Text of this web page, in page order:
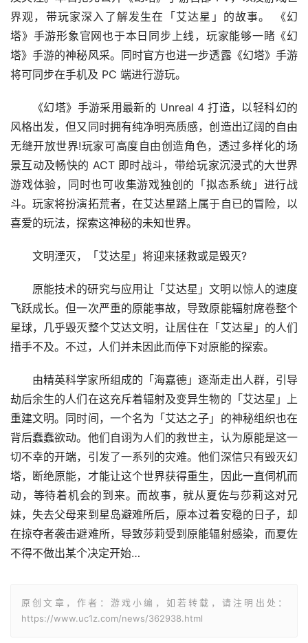
界观，带玩家深入了解发生在「艾达星」的故事。 《幻
塔》手游形象官网也于本日同步上线，玩家能够一睹《幻
塔》手游的神秘风采。同时官方也进一步透露《幻塔》手游
将可同步在手机及 PC 端进行游玩。
《幻塔》手游采用最新的 Unreal 4 打造，以轻科幻的
风格出发，但又同时拥有纯净明亮质感，创造出辽阔的自由
无缝开放世界!玩家可高度自由创造角色，透过多样化的场
景互动及畅快的 ACT 即时战斗，带给玩家沉浸式的大世界
游戏体验，同时也可收集游戏独创的「拟态系统」进行战
斗。玩家将扮演拓荒者，在艾达星踏上属于自已的冒险，以
喜爱的玩法，探索这神秘的未知世界。
文明湮灭，「艾达星」将迎来拯救或是毁灭?
原能技术的研究与应用让「艾达星」文明以惊人的速度
飞跃成长。但一次严重的原能事故，导致原能辐射席卷整个
星球，几乎毁灭整个艾达文明，让居住在「艾达星」的人们
措手不及。不过，人们并未因此而停下对原能的探索。
由精英科学家所组成的「海嘉德」逐渐走出人群，引导
劫后余生的人们在这充斥着辐射及变异生物的「艾达星」上
重建文明。同时间，一个名为「艾达之子」的神秘组织也在
背后蠢蠢欲动。他们自诩为人们的救世主，认为原能是这一
切不幸的开端，引发了一系列的灾难。他们深信只有毁灭幻
塔，断绝原能，才能让这个世界获得重生，因此一直伺机而
动，等待着机会的到来。而故事，就从夏佐与莎莉这对兄
妹，失去父母来到星岛避难所后，原本过着安稳的日子，却
在掠夺者袭击避难所，导致莎莉受到原能辐射感染，而夏佐
不得不做出某个决定开始…
原创文章，作者：游戏小编，如若转载，请注明出处：
https://www.uc1z.com/news/362938.html